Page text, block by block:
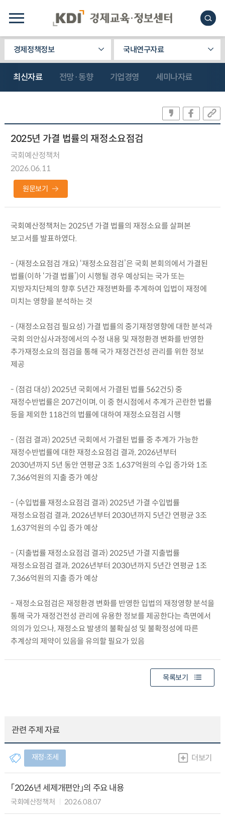
경제정책정보 국내연구자료
최신자료 전망·동향 기업경영 세미나자료
2025년 가결 법률의 재정소요점검
국회예산정책처
2026.06.11
원문보기
국회예산정책처는 2025년 가결 법률의 재정소요를 살펴본
보고서를 발표하였다.
- (재정소요점검 개요) ‘재정소요점검’은 국회 본회의에서 가결된
법률(이하 ‘가결 법률’)이 시행될 경우 예상되는 국가 또는
지방자치단체의 향후 5년간 재정변화를 추계하여 입법이 재정에
미치는 영향을 분석하는 것
- (재정소요점검 필요성) 가결 법률의 중기재정영향에 대한 분석과
국회 의안심사과정에서의 수정 내용 및 재정환경 변화를 반영한
추가재정소요의 점검을 통해 국가 재정건전성 관리를 위한 정보
제공
- (점검 대상) 2025년 국회에서 가결된 법률 562건5) 중
재정수반법률은 207건이며, 이 중 현시점에서 추계가 곤란한 법률
등을 제외한 118건의 법률에 대하여 재정소요점검 시행
- (점검 결과) 2025년 국회에서 가결된 법률 중 추계가 가능한
재정수반법률에 대한 재정소요점검 결과, 2026년부터
2030년까지 5년 동안 연평균 3조 1,637억원의 수입 증가와 1조
7,366억원의 지출 증가 예상
- (수입법률 재정소요점검 결과) 2025년 가결 수입법률
재정소요점검 결과, 2026년부터 2030년까지 5년간 연평균 3조
1,637억원의 수입 증가 예상
- (지출법률 재정소요점검 결과) 2025년 가결 지출법률
재정소요점검 결과, 2026년부터 2030년까지 5년간 연평균 1조
7,366억원의 지출 증가 예상
- 재정소요점검은 재정환경 변화를 반영한 입법의 재정영향 분석을
통해 국가 재정건전성 관리에 유용한 정보를 제공한다는 측면에서
의의가 있으나, 재정소요 발생의 불확실성 및 불확정성에 따른
추계상의 제약이 있음을 유의할 필요가 있음
목록보기
관련 주제 자료
재정∙조세 더보기
「2026년 세제개편안」의 주요 내용
국회예산정책처 2026.08.07